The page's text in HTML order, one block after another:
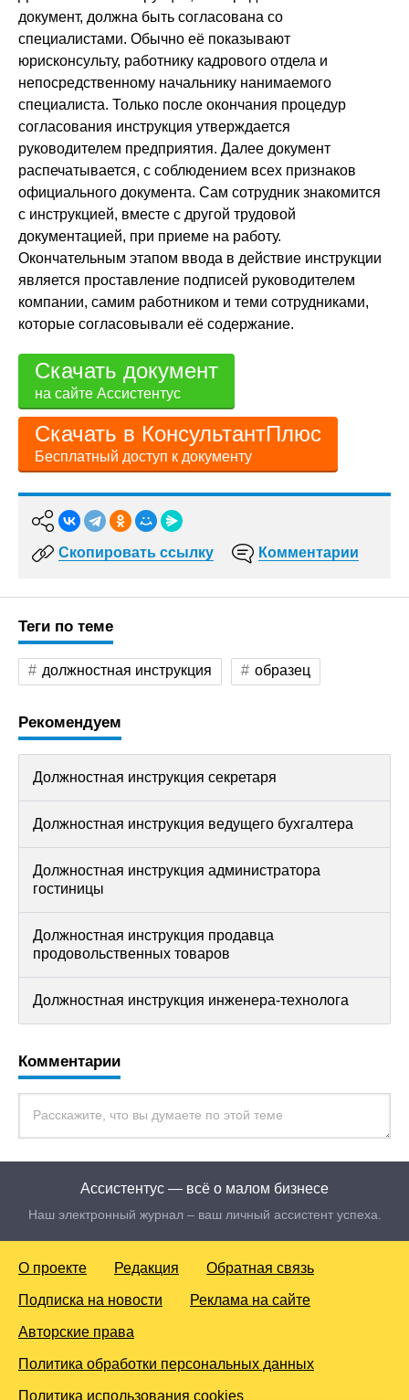
документ, должна быть согласована со
специалистами. Обычно её показывают
юрисконсульту, работнику кадрового отдела и
непосредственному начальнику нанимаемого
специалиста. Только после окончания процедур
согласования инструкция утверждается
руководителем предприятия. Далее документ
распечатывается, с соблюдением всех признаков
официального документа. Сам сотрудник знакомится
с инструкцией, вместе с другой трудовой
документацией, при приеме на работу.
Окончательным этапом ввода в действие инструкции
является проставление подписей руководителем
компании, самим работником и теми сотрудниками,
которые согласовывали её содержание.
Скачать документ
на сайте Ассистентус
Скачать в КонсультантПлюс
Бесплатный доступ к документу
Скопировать ссылку Комментарии
Теги по теме
должностная инструкция образец
Рекомендуем
Должностная инструкция секретаря
Должностная инструкция ведущего бухгалтера
Должностная инструкция администратора
гостиницы
Должностная инструкция продавца
продовольственных товаров
Должностная инструкция инженера-технолога
Комментарии
Ассистентус — всё о малом бизнесе
Наш электронный журнал – ваш личный ассистент успеха.
О проекте Редакция Обратная связь
Подписка на новости Реклама на сайте
Авторские права
Политика обработки персональных данных
Политика использования cookies